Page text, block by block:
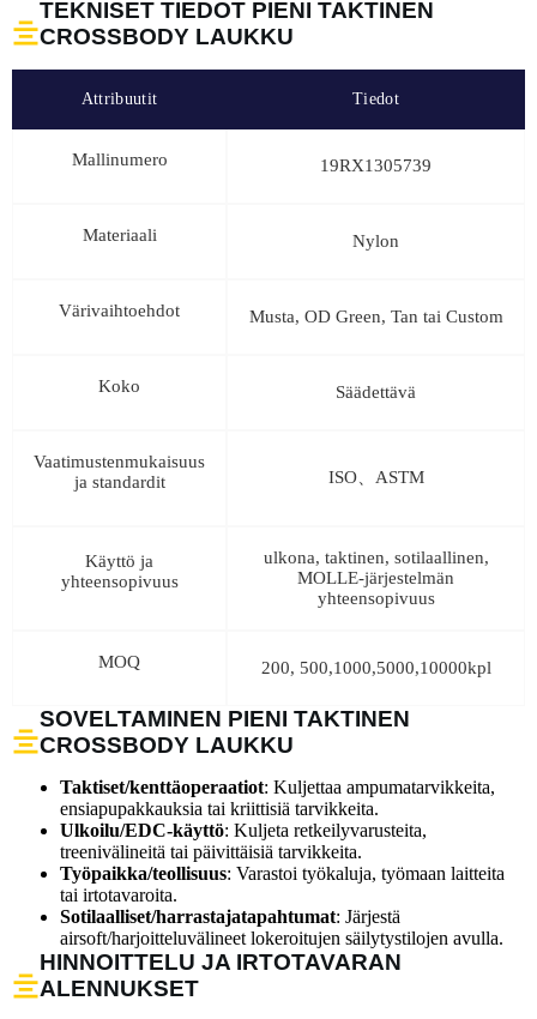
TEKNISET TIEDOT PIENI TAKTINEN
CROSSBODY LAUKKU
Attribuutit Tiedot
Mallinumero 19RX1305739
Materiaali Nylon
Värivaihtoehdot Musta, OD Green, Tan tai Custom
Koko Säädettävä
Vaatimustenmukaisuus
ja standardit
ISO、ASTM
Käyttö ja
yhteensopivuus
ulkona, taktinen, sotilaallinen,
MOLLE-järjestelmän
yhteensopivuus
MOQ 200, 500,1000,5000,10000kpl
SOVELTAMINEN PIENI TAKTINEN
CROSSBODY LAUKKU
Taktiset/kenttäoperaatiot: Kuljettaa ampumatarvikkeita,
ensiapupakkauksia tai kriittisiä tarvikkeita.
Ulkoilu/EDC-käyttö: Kuljeta retkeilyvarusteita,
treenivälineitä tai päivittäisiä tarvikkeita.
Työpaikka/teollisuus: Varastoi työkaluja, työmaan laitteita
tai irtotavaroita.
Sotilaalliset/harrastajatapahtumat: Järjestä
airsoft/harjoitteluvälineet lokeroitujen säilytystilojen avulla.
HINNOITTELU JA IRTOTAVARAN
ALENNUKSET